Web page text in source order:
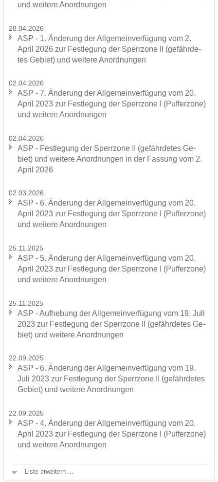
und wei­te­re An­ord­nun­gen
28.04.2026
ASP - 1. Än­de­rung der All­ge­mein­ver­fü­gung vom 2.
April 2026 zur Fest­le­gung der Sperr­zo­ne II (ge­fähr­de­
tes Ge­biet) und wei­te­re An­ord­nun­gen
02.04.2026
ASP - 7. Än­de­rung der All­ge­mein­ver­fü­gung vom 20.
April 2023 zur Fest­le­gung der Sperr­zo­ne I (Puf­fer­zo­ne)
und wei­te­re An­ord­nun­gen
02.04.2026
ASP - Fest­le­gung der Sperr­zo­ne II (ge­fähr­de­tes Ge­
biet) und wei­te­re An­ord­nun­gen in der Fas­sung vom 2.
April 2026
02.03.2026
ASP - 6. Än­de­rung der All­ge­mein­ver­fü­gung vom 20.
April 2023 zur Fest­le­gung der Sperr­zo­ne I (Puf­fer­zo­ne)
und wei­te­re An­ord­nun­gen
25.11.2025
ASP - 5. Än­de­rung der All­ge­mein­ver­fü­gung vom 20.
April 2023 zur Fest­le­gung der Sperr­zo­ne I (Puf­fer­zo­ne)
und wei­te­re An­ord­nun­gen
25.11.2025
ASP - Auf­he­bung der All­ge­mein­ver­fü­gung vom 19. Juli
2023 zur Fest­le­gung der Sperr­zo­ne II (ge­fähr­de­tes Ge­
biet) und wei­te­re An­ord­nun­gen
22.09.2025
ASP - 6. Än­de­rung der All­ge­mein­ver­fü­gung vom 19.
Juli 2023 zur Fest­le­gung der Sperr­zo­ne II (ge­fähr­de­tes
Ge­biet) und wei­te­re An­ord­nun­gen
22.09.2025
ASP - 4. Än­de­rung der All­ge­mein­ver­fü­gung vom 20.
April 2023 zur Fest­le­gung der Sperr­zo­ne I (Puf­fer­zo­ne)
und wei­te­re An­ord­nun­gen
Liste er­wei­tern ...